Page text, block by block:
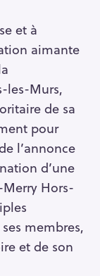
et à
aimante
les-Murs,
de sa
pour
l’annonce
d’une
Hors-
membres,
et de son